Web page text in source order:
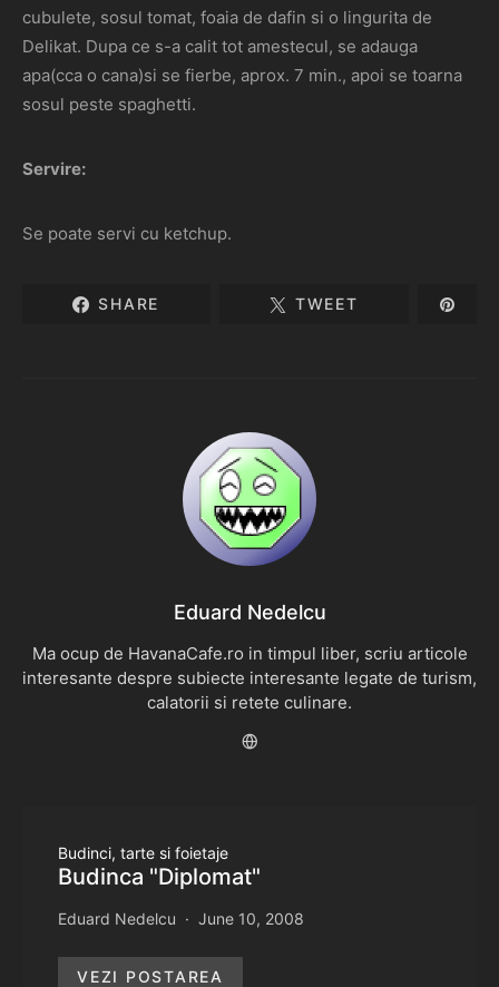
cubulete, sosul tomat, foaia de dafin si o lingurita de
Delikat. Dupa ce s-a calit tot amestecul, se adauga
apa(cca o cana)si se fierbe, aprox. 7 min., apoi se toarna
sosul peste spaghetti.
Servire:
Se poate servi cu ketchup.
SHARE TWEET
Eduard Nedelcu
Ma ocup de HavanaCafe.ro in timpul liber, scriu articole
interesante despre subiecte interesante legate de turism,
calatorii si retete culinare.
Budinci, tarte si foietaje
Budinca "Diplomat"
Eduard Nedelcu June 10, 2008
VEZI POSTAREA